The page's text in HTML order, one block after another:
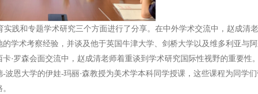
践和专题学术研究三个方面进行了分享。在中外学术交流中，赵成清
学术考察经验，并谈及他于英国牛津大学、剑桥大学以及维多利亚与
卡·罗森会面交流中，赵成清老师着重谈到学术研究国际性视野的重要性
-波恩大学的伊娃-玛丽·森教授为美术学本科同学授课， 这些课程为同学
。